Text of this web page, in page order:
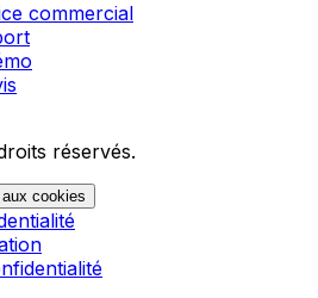
commercial
réservés.
cookies